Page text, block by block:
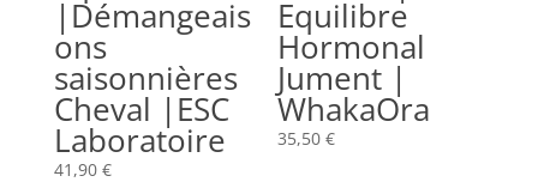
|Démangeais
ons
saisonnières
Cheval |ESC
Laboratoire
41,90 €
Equilibre
Hormonal
Jument |
WhakaOra
35,50€